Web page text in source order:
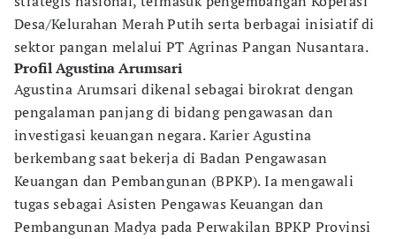
Desa/Kelurahan Merah Putih serta berbagai inisiatif di
sektor pangan melalui PT Agrinas Pangan Nusantara.
Profil Agustina Arumsari
Agustina Arumsari dikenal sebagai birokrat dengan
pengalaman panjang di bidang pengawasan dan
investigasi keuangan negara. Karier Agustina
berkembang saat bekerja di Badan Pengawasan
Keuangan dan Pembangunan (BPKP). Ia mengawali
tugas sebagai Asisten Pengawas Keuangan dan
Pembangunan Madya pada Perwakilan BPKP Provinsi